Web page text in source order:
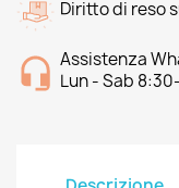
Diritto di reso
Assistenza
Lun - Sab